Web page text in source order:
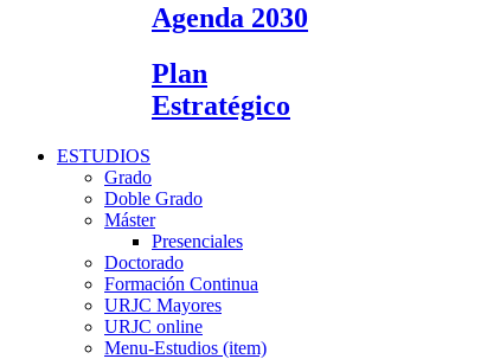
Agenda 2030
Plan
Estratégico
ESTUDIOS
Grado
Doble Grado
Máster
Presenciales
Doctorado
Formación Continua
URJC Mayores
URJC online
Menu-Estudios (item)